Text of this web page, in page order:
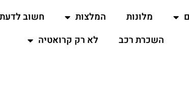
מלונות המלצות חשוב לדעת
השכרת רכב
לא רק קרואטיה